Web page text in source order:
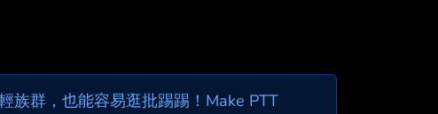
族群，也能容易逛批踢踢！Make PTT